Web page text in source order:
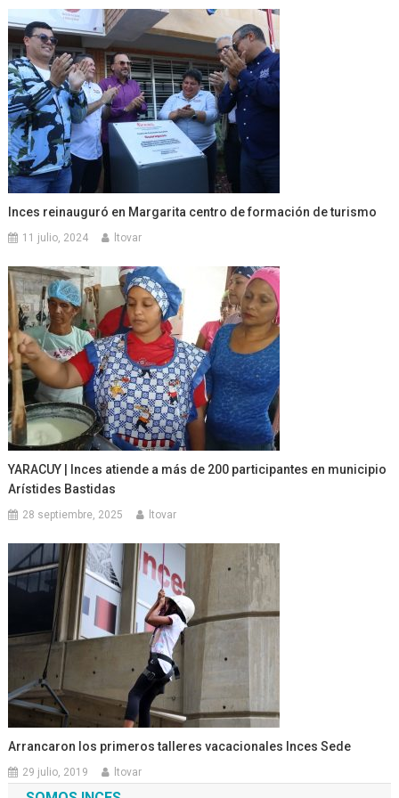
Inces reinauguró en Margarita centro de formación de turismo
11 julio, 2024 ltovar
YARACUY | Inces atiende a más de 200 participantes en municipio
Arístides Bastidas
28 septiembre, 2025 ltovar
Arrancaron los primeros talleres vacacionales Inces Sede
29 julio, 2019 ltovar